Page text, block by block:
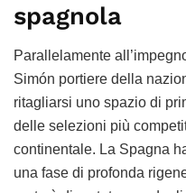
spagnola
Parallelamente
Simón portiere della
ritagliarsi uno spazio di
delle selezioni più
continentale. La Spagna
una fase di profonda